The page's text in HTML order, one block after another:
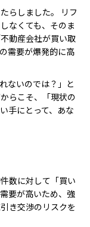
らしました。 リフ
なくても、そのま
不動産会社が買い取
需要が爆発的に高
ないのでは？」と
らこそ、「現状の
手にとって、あな
数に対して「買い
要が高いため、強
き交渉のリスクを